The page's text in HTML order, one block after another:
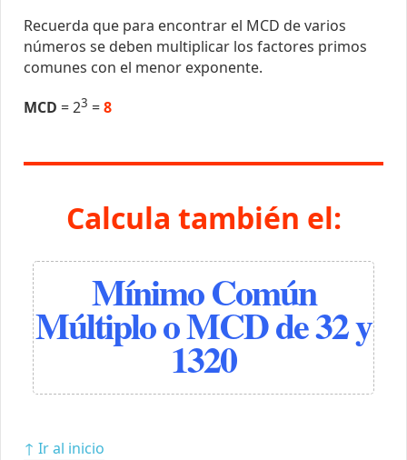
Recuerda que para encontrar el MCD de varios
números se deben multiplicar los factores primos
comunes con el menor exponente.
MCD = 23 =8
Calcula también el:
Mínimo Común
Múltiplo o MCD de 32 y
1320
↑ Ir al inicio